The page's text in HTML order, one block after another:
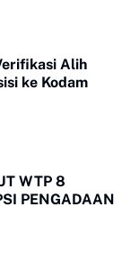
Alih
ke Kodam
WTP 8
PENGADAAN